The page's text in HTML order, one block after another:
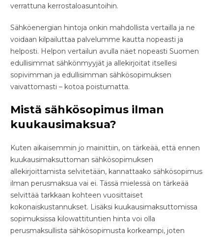
verrattuna kerrostaloasuntoihin.
Sähköenergian hintoja onkin mahdollista vertailla ja ne
voidaan kilpailuttaa palvelumme kautta nopeasti ja
helposti. Helpon vertailun avulla näet nopeasti Suomen
edullisimmat sähkönmyyjät ja allekirjoitat itsellesi
sopivimman ja edullisimman sähkösopimuksen
vaivattomasti – kotoa poistumatta.
Mistä sähkösopimus ilman
kuukausimaksua?
Kuten aikaisemmin jo mainittiin, on tärkeää, että ennen
kuukausimaksuttoman sähkösopimuksen
allekirjoittamista selvitetään, kannattaako sähkösopimus
ilman perusmaksua vai ei. Tässä mielessä on tärkeää
selvittää tarkkaan kohteen vuosittaiset
kokonaiskustannukset. Lisäksi kuukausimaksuttomissa
sopimuksissa kilowattituntien hinta voi olla
perusmaksullista sähkösopimusta korkeampi, joten